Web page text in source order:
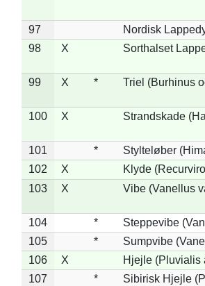
97
Nordisk
98
X Sorthalset
99 X * Triel (Burhinus
100 X Strandskade
101 *
Stylteløber
102
X
Klyde
103
X Vibe (Vanellus
104 *
Steppevibe
105
*
Sumpvibe
106
X
Hjejle (Pluvialis
107
*
Sibirisk Hjejle